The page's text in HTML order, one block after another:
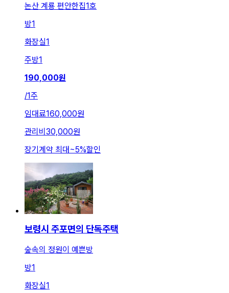
논산 계룡 편안한집1호
방1
화장실1
주방1
190,000원
/1주
임대료160,000원
관리비 30,000원
장기계약 최대~5%할인
보령시 주포면의 단독주택
숲속의 정원이 예쁜방
방1
화장실1